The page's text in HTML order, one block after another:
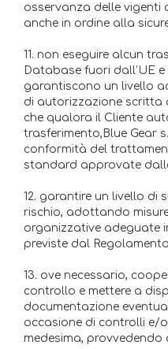
osservanza delle vigenti
anche in ordine alla
11. non eseguire alcun
Database fuori dall’UE
garantiscono un livello
di autorizzazione scritta
che qualora il Cliente
trasferimento,Blue Gear
conformità del
standard approvate
12. garantire un livello di
rischio, adottando
organizzative adeguate
previste dal
13. ove necessario,
controllo e mettere a
documentazione
occasione di controlli e/
medesima,